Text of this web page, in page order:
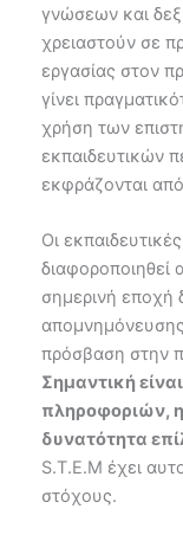
γνώσεων και
χρειαστούν σε
εργασίας στον
γίνει
χρήση των
εκπαιδευτικών
εκφράζονται
Οι
διαφοροποιηθεί
σημερινή εποχή
πρόσβαση στην
Σημαντική
πληροφοριών,
δυνατότητα
S.T.E.M έχει
στόχους.